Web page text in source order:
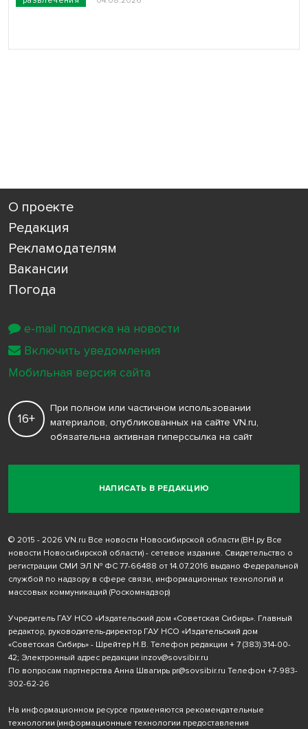
О проекте
Редакция
Рекламодателям
Вакансии
Погода
НАПИСАТЬ В РЕДАКЦИЮ
16+
При полном или частичном использовании
материалов, опубликованных на сайте VN.ru,
обязательна активная гиперссылка на сайт
© 2015 - 2026 VN.ru Все новости Новосибирской области (ВН.ру Все
новости Новосибирской области) - сетевое издание. Свидетельство о
регистрации СМИ ЭЛ № ФС 77-66488 от 14.07.2016 выдано Федеральной
службой по надзору в сфере связи, информационных технологий и
массовых коммуникаций (Роскомнадзор)
Учредитель ГАУ НСО «Издательский дом «Советская Сибирь». Главный
редактор, руководитель-директор ГАУ НСО «Издательский дом
«Советская Сибирь» - Шрейтер Н.В. Телефон редакции + 7 (383) 314-00-
42; Электронный адрес редакции inzov@sovsibir.ru
По вопросам партнерства Анна Швагирь pr@sovsibir.ru Телефон +7-983-
302-62-26
На информационном ресурсе применяются рекомендательные
технологии (информационные технологии предоставления
e-mail подписка на новости
Включить уведомления
Мобильная версия сайта